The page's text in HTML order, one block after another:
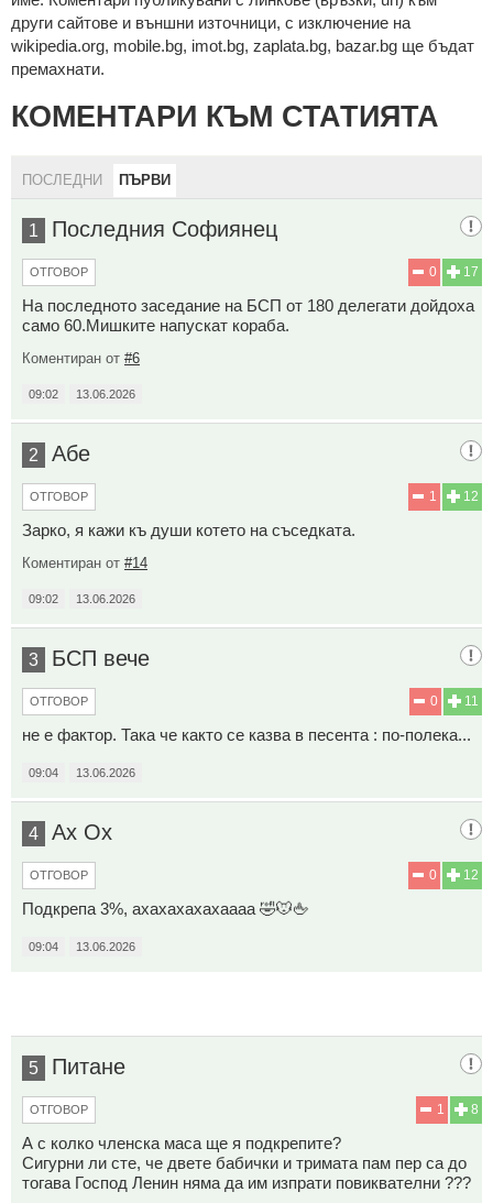
други сайтове и външни източници, с изключение на
wikipedia.org, mobile.bg, imot.bg, zaplata.bg, bazar.bg ще бъдат
премахнати.
КОМЕНТАРИ КЪМ СТАТИЯТА
ПОСЛЕДНИ ПЪРВИ
1 Последния Софиянец
17
0
ОТГОВОР
На последното заседание на БСП от 180 делегати дойдоха
само 60.Мишките напускат кораба.
Коментиран от #6
09:02 13.06.2026
2 Абе
12
1
ОТГОВОР
Зарко, я кажи къ души котето на съседката.
Коментиран от #14
09:02 13.06.2026
3 БСП вече
11
0
ОТГОВОР
не е фактор. Така че както се казва в песента : по-полека...
09:04 13.06.2026
4 Ах Ох
12
0
ОТГОВОР
Подкрепа 3%, ахахахахахаааа 🤣🐭🖕
09:04 13.06.2026
5 Питане
8
1
ОТГОВОР
А с колко членска маса ще я подкрепите?
Сигурни ли сте, че двете бабички и тримата пам пер са до
тогава Господ Ленин няма да им изпрати повиквателни ???